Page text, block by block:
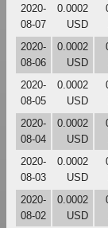
2020-
08-07
0.0002
USD
2020-
08-06
0.0002
USD
2020-
08-05
0.0002
USD
2020-
08-04
0.0002
USD
2020-
08-03
0.0002
USD
2020-
08-02
0.0002
USD